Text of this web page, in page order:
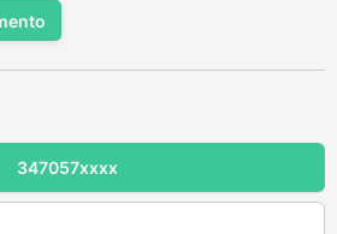
347057xxxx